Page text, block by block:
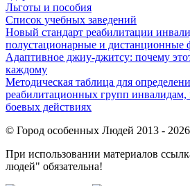
Льготы и пособия
Список учебных заведений
Новый стандарт реабилитации
полустационарные и дистанционные
Адаптивное джиу-джитсу: почему
каждому
Методическая таблица для
реабилитационных групп
боевых действиях
© Город особенных Людей 2013 - 2026
При использовании материалов
людей" обязательна!